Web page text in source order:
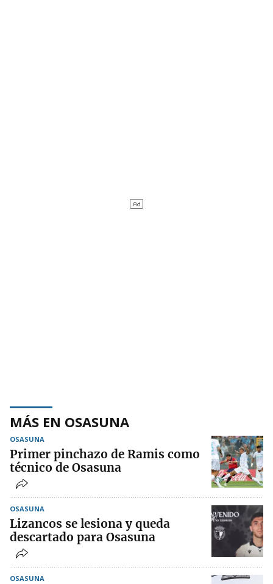
MÁS EN OSASUNA
OSASUNA
Primer pinchazo de Ramis como
técnico de Osasuna
OSASUNA
Lizancos se lesiona y queda
descartado para Osasuna
OSASUNA